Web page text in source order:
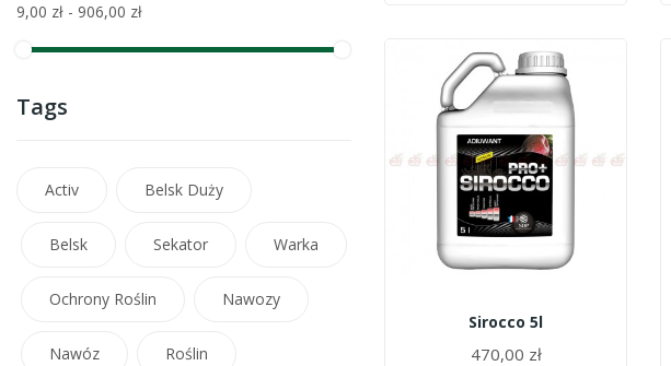
9,00 zł - 906,00 zł
Tags
Activ Belsk Duży
Belsk Sekator Warka
Ochrony Roślin Nawozy
Nawóz Roślin
Sirocco 5l
470,00 zł